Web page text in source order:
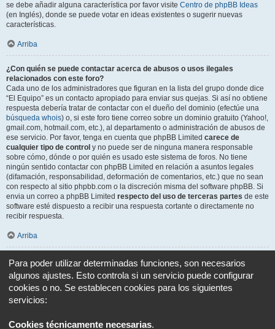
se debe añadir alguna característica por favor visite Centro de phpBB Ideas
(en Inglés), donde se puede votar en ideas existentes o sugerir nuevas
características.
Arriba
¿Con quién se puede contactar acerca de abusos o usos ilegales
relacionados con este foro?
Cada uno de los administradores que figuran en la lista del grupo donde dice
“El Equipo” es un contacto apropiado para enviar sus quejas. Si así no obtiene
respuesta debería tratar de contactar con el dueño del dominio (efectúe una
búsqueda whois) o, si este foro tiene correo sobre un dominio gratuito (Yahoo!,
gmail.com, hotmail.com, etc.), al departamento o administración de abusos de
ese servicio. Por favor, tenga en cuenta que phpBB Limited carece de
cualquier tipo de control y no puede ser de ninguna manera responsable
sobre cómo, dónde o por quién es usado este sistema de foros. No tiene
ningún sentido contactar con phpBB Limited en relación a asuntos legales
(difamación, responsabilidad, deformación de comentarios, etc.) que no sean
con respecto al sitio phpbb.com o la discreción misma del software phpBB. Si
envia un correo a phpBB Limited respecto del uso de terceras partes de este
software esté dispuesto a recibir una respuesta cortante o directamente no
recibir respuesta.
Arriba
¿Cómo puedo ponerme en contacto con un Administrador?
Todos los usuarios del foro pueden usar el formulario “Contáctenos”, si está
opción ha sido habilitada por el Administrador del foro.
Los miembros del foro también pueden usar el enlace “El equipo”.
Para poder utilizar determinadas funciones, son necesarios
algunos ajustes. Esto controla si un servicio puede configurar
cookies o no. Se establecen cookies para los siguientes
servicios:
Cookies técnicamente necesarias.